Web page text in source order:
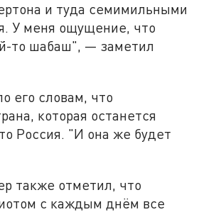
и туда семимильными
У меня ощущение, что
то шабаш", — заметил
его словам, что
которая останется
Россия. "И она же будет
также отметил, что
с каждым днём все